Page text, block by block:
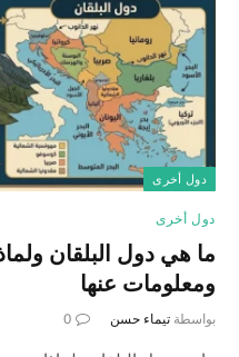
دول أخرى
دول أخرى
ما هي دول البلقان
ومعلومات عنها
بواسطة تيماء حسن 0